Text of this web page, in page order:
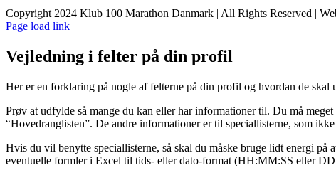
Copyright 2024 Klub 100 Marathon Danmark | All Rights Reserved |
Page load link
Vejledning i felter på din profil
Her er en forklaring på nogle af felterne på din profil og hvordan de skal
Prøv at udfylde så mange du kan eller har informationer til. Du må
“Hovedranglisten”. De andre informationer er til speciallisterne, som
Hvis du vil benytte speciallisterne, så skal du måske bruge lidt energi
eventuelle formler i Excel til tids- eller dato-format (HH:MM:SS eller